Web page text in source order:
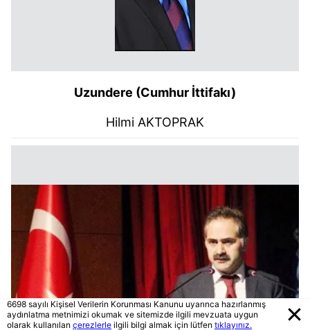
Uzundere (Cumhur İttifakı)
Hilmi AKTOPRAK
6698 sayılı Kişisel Verilerin Korunması Kanunu uyarınca hazırlanmış
aydınlatma metnimizi okumak ve sitemizde ilgili mevzuata uygun
olarak kullanılan çerezlerle ilgili bilgi almak için lütfen tıklayınız.